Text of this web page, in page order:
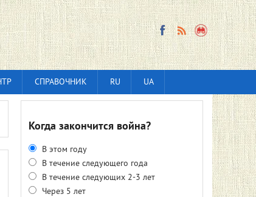
СПРАВОЧНИК RU UA
Когда закончится война?
В этом году
В течение следующего года
В течение следующих 2-3 лет
Через 5 лет